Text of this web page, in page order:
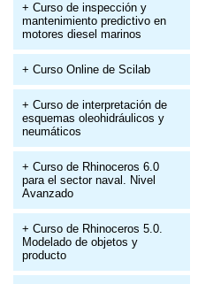
+ Curso de inspección y
mantenimiento predictivo en
motores diesel marinos
+ Curso Online de Scilab
+ Curso de interpretación de
esquemas oleohidráulicos y
neumáticos
+ Curso de Rhinoceros 6.0
para el sector naval. Nivel
Avanzado
+ Curso de Rhinoceros 5.0.
Modelado de objetos y
producto